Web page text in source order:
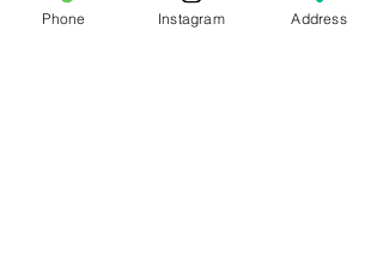
ートクチュール
Phone Instagram Address